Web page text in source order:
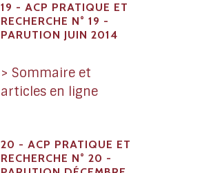
19 - ACP PRATIQUE ET
RECHERCHE N° 19 -
PARUTION JUIN 2014
> Sommaire et
articles en ligne
20 - ACP PRATIQUE ET
RECHERCHE N° 20 -